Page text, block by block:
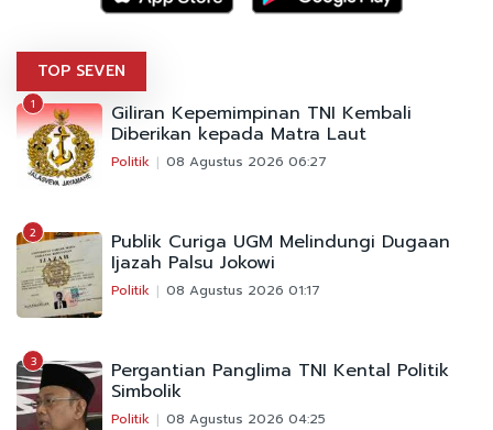
TOP SEVEN
1 Giliran Kepemimpinan TNI Kembali
Diberikan kepada Matra Laut
Politik 08 Agustus 2026 06:27
2 Publik Curiga UGM Melindungi Dugaan
Ijazah Palsu Jokowi
Politik 08 Agustus 2026 01:17
3 Pergantian Panglima TNI Kental Politik
Simbolik
Politik 08 Agustus 2026 04:25